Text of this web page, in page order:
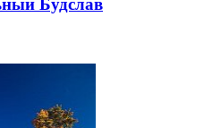
Будслав